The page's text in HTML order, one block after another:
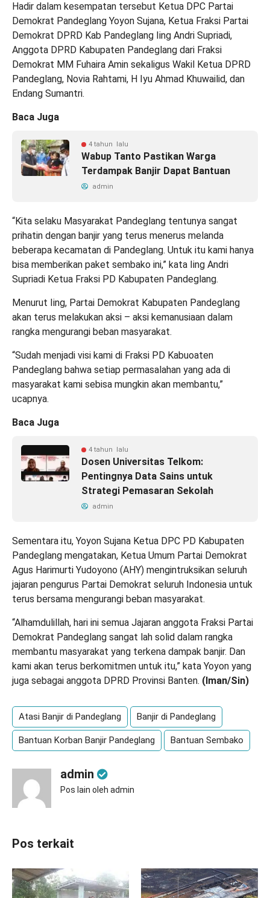
Hadir dalam kesempatan tersebut Ketua DPC Partai
Demokrat Pandeglang Yoyon Sujana, Ketua Fraksi Partai
Demokrat DPRD Kab Pandeglang Iing Andri Supriadi,
Anggota DPRD Kabupaten Pandeglang dari Fraksi
Demokrat MM Fuhaira Amin sekaligus Wakil Ketua DPRD
Pandeglang, Novia Rahtami, H Iyu Ahmad Khuwailid, dan
Endang Sumantri.
Baca Juga
4 tahun lalu
Wabup Tanto Pastikan Warga
Terdampak Banjir Dapat Bantuan
admin
“Kita selaku Masyarakat Pandeglang tentunya sangat
prihatin dengan banjir yang terus menerus melanda
beberapa kecamatan di Pandeglang. Untuk itu kami hanya
bisa memberikan paket sembako ini,” kata Iing Andri
Supriadi Ketua Fraksi PD Kabupaten Pandeglang.
Menurut Iing, Partai Demokrat Kabupaten Pandeglang
akan terus melakukan aksi – aksi kemanusiaan dalam
rangka mengurangi beban masyarakat.
“Sudah menjadi visi kami di Fraksi PD Kabuoaten
Pandeglang bahwa setiap permasalahan yang ada di
masyarakat kami sebisa mungkin akan membantu,”
ucapnya.
Baca Juga
4 tahun lalu
Dosen Universitas Telkom:
Pentingnya Data Sains untuk
Strategi Pemasaran Sekolah
admin
Sementara itu, Yoyon Sujana Ketua DPC PD Kabupaten
Pandeglang mengatakan, Ketua Umum Partai Demokrat
Agus Harimurti Yudoyono (AHY) mengintruksikan seluruh
jajaran pengurus Partai Demokrat seluruh Indonesia untuk
terus bersama mengurangi beban masyarakat.
“Alhamdulillah, hari ini semua Jajaran anggota Fraksi Partai
Demokrat Pandeglang sangat lah solid dalam rangka
membantu masyarakat yang terkena dampak banjir. Dan
kami akan terus berkomitmen untuk itu,” kata Yoyon yang
juga sebagai anggota DPRD Provinsi Banten. (Iman/Sin)
Atasi Banjir di Pandeglang Banjir di Pandeglang
Bantuan Korban Banjir Pandeglang Bantuan Sembako
admin
Pos lain oleh admin
Pos terkait